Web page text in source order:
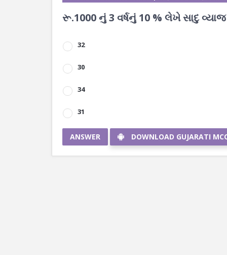
રૂ.1000 નું 3 વર્ષનું 10 % લેખે સાદુ
32
30
34
31
ANSWER DOWNLOAD GUJARATI